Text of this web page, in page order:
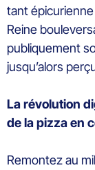
tant
Reine
publiquement
jusqu’alors
La révolution
de la pizza en
Remontez au